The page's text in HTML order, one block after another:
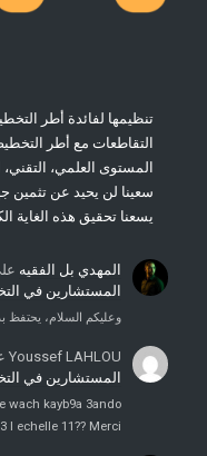
تنظيمها لفائدة أطر
التقاطعات مع أطر
المستوى العلمي،
سعينا لن يحيد عن تثمين
يسعنا تحقيق هذه الغاية
المهدي بل الفقيه
المستشارين في
وعليكم السلام، يحتفظ
Youssef LAHLOU
المستشارين في
wach kayb9a 3ando
l echelle 11?? Merci